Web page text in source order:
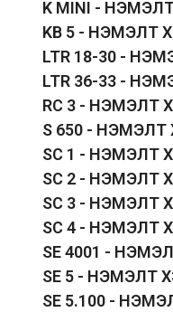
K MINI -
KB 5 - НЭМЭЛТ
LTR 18-30 -
LTR 36-33 -
RC 3 - НЭМЭЛТ
S 650 - НЭМЭЛТ
SC 1 - НЭМЭЛТ
SC 2 - НЭМЭЛТ
SC 3 - НЭМЭЛТ
SC 4 - НЭМЭЛТ
SE 4001 -
SE 5 - НЭМЭЛТ
SE 5.100 -